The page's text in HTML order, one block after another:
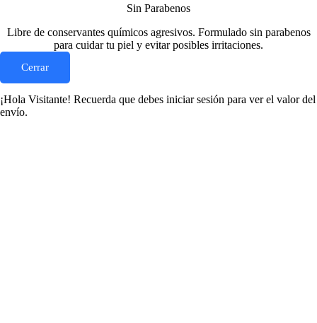
Sin Parabenos
Libre de conservantes químicos agresivos. Formulado sin parabenos
para cuidar tu piel y evitar posibles irritaciones.
Cerrar
¡Hola Visitante! Recuerda que debes iniciar sesión para ver el valor del
envío.